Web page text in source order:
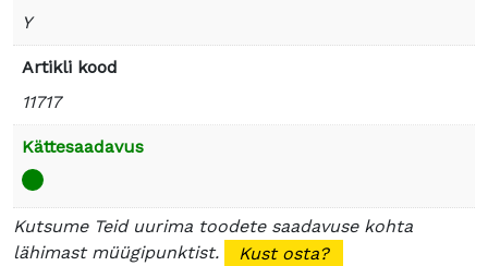
Y
Artikli kood
11717
Kättesaadavus
Kutsume Teid uurima toodete saadavuse kohta
lähimast müügipunktist.
Kust osta?